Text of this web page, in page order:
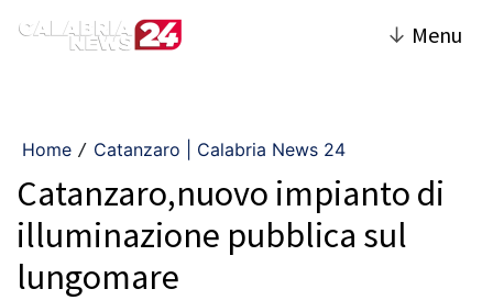
↓ Menu
Home / Catanzaro | Calabria News 24
Catanzaro,nuovo impianto di
illuminazione pubblica sul
lungomare